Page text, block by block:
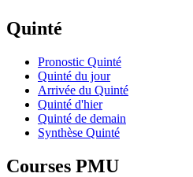
Quinté
Pronostic Quinté
Quinté du jour
Arrivée du Quinté
Quinté d'hier
Quinté de demain
Synthèse Quinté
Courses PMU